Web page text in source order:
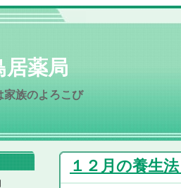
居薬局
家族のよろこび
１２月の養生